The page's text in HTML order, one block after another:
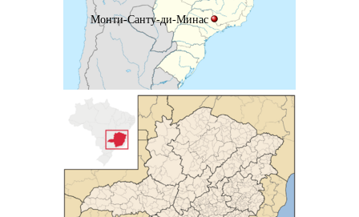
Монти-Санту-ди-Минас